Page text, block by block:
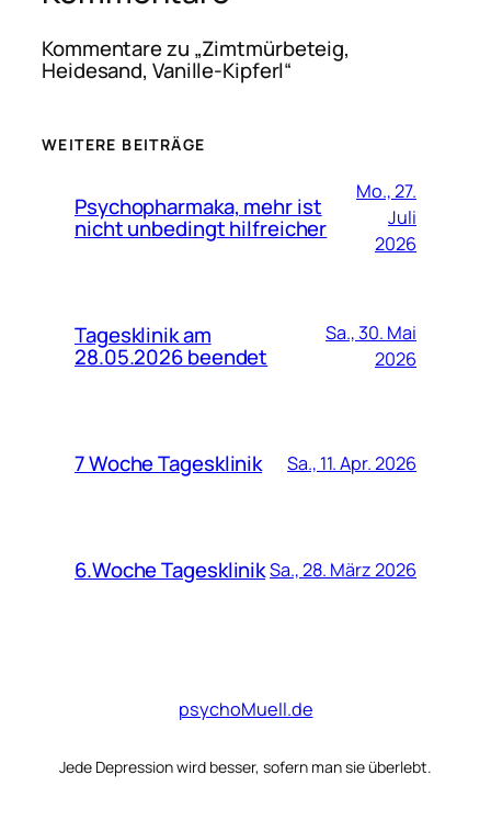
Kommentare zu „Zimtmürbeteig,
Heidesand, Vanille-Kipferl“
WEITERE BEITRÄGE
Psychopharmaka, mehr ist
nicht unbedingt hilfreicher
Mo., 27.
Juli
2026
Tagesklinik am
28.05.2026 beendet
Sa., 30. Mai
2026
7 Woche Tagesklinik Sa., 11. Apr. 2026
6.Woche TagesklinikSa., 28. März 2026
psychoMuell.de
Jede Depression wird besser, sofern man sie überlebt.